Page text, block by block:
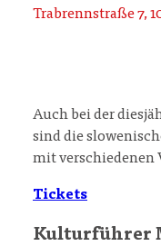
Trabrennstraße 7,
Auch bei der
sind die
mit verschiedenen
Tickets
Kulturführer